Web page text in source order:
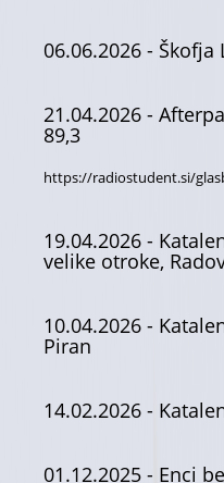
06.06.2026 - Škofja
21.04.2026 -
89,3
https://radiostudent.si/
19.04.2026 -
velike otroke,
10.04.2026 -
Piran
14.02.2026 -
01.12.2025 - Enci